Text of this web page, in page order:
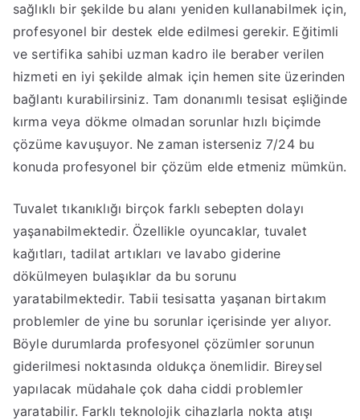
sağlıklı bir şekilde bu alanı yeniden kullanabilmek için,
profesyonel bir destek elde edilmesi gerekir. Eğitimli
ve sertifika sahibi uzman kadro ile beraber verilen
hizmeti en iyi şekilde almak için hemen site üzerinden
bağlantı kurabilirsiniz. Tam donanımlı tesisat eşliğinde
kırma veya dökme olmadan sorunlar hızlı biçimde
çözüme kavuşuyor. Ne zaman isterseniz 7/24 bu
konuda profesyonel bir çözüm elde etmeniz mümkün.
Tuvalet tıkanıklığı birçok farklı sebepten dolayı
yaşanabilmektedir. Özellikle oyuncaklar, tuvalet
kağıtları, tadilat artıkları ve lavabo giderine
dökülmeyen bulaşıklar da bu sorunu
yaratabilmektedir. Tabii tesisatta yaşanan birtakım
problemler de yine bu sorunlar içerisinde yer alıyor.
Böyle durumlarda profesyonel çözümler sorunun
giderilmesi noktasında oldukça önemlidir. Bireysel
yapılacak müdahale çok daha ciddi problemler
yaratabilir. Farklı teknolojik cihazlarla nokta atışı